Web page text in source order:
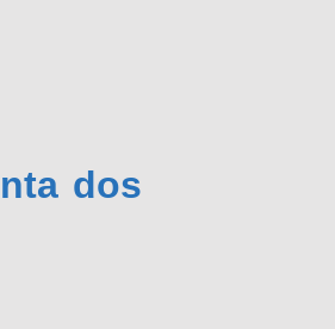
dos